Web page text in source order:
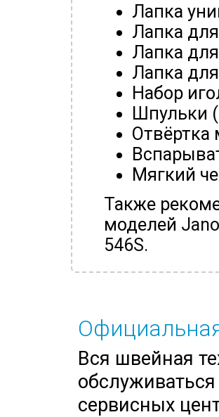
Лапка
Лапка
Лапка
Лапка
Набор
Шпульки
Отвёртка
Мягкий
Также
моделей
546S.
Вся швейная
сервисных